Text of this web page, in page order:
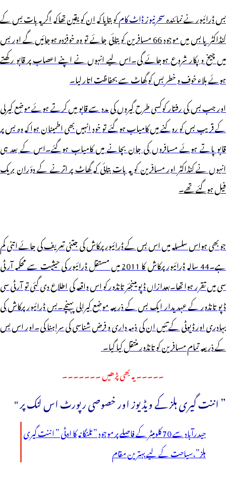
بس ڈرائیور نے نمائندہسحرنیوز ڈاٹ کامکو بتایا کہ ان کو یقین تھاکہ اگر یہ بات بس کے
کنڈاکٹر یا بس میں موجود 66 مسافرین کو بتائی جائے تو وہ خوفزدہ ہوجائیں گے اور بس
میں چیخ و پکار شروع ہوجائے گی۔اس لیے انہوں نے اپنے اعصاب پر قابو رکھتے
ہوئے بلاء خوف و خطر بس کو گھاٹ سے بحفاظت اتار لیا۔
اور جب بس کی رفتار کوکسی طرح گیروں کی مدد سے قابو میں کرتے ہوئے موضع کیرلی
کے قریب بس کو روکنے میں کامیاب ہوگئے تو خود انہیں بھی اطمینان ہوا کہ وہ بس پر
قابو پاتے ہوئے مسافروں کی جان بچانے میں کامیاب ہوگئے۔اس کے بعد ہی
انہوں نے کنڈاکٹر اور مسافرین کو یہ بات بتائی کہ گھاٹ پر اترنے کے دؤران بریک
فیل ہوگئے تھے۔
جو بھی ہواس سلسلہ میں اس بس کے ڈرائیور پرکاش کی جتنی تعریف کی جائے اتنی کم
ہے۔44 سالہ ڈرائیور پرکاش کا 2011 میں مستقل ڈرائیور کی حیثیت سے محکمہ آر ٹی
سی میں تقرر ہوا تھا۔بعدازاں ڈپو مینجئر تانڈور کو اس واقعہ کی اطلاع دی گئی تو آر ٹی سی
ڈپو تانڈور کے عہدیدار ایک بس کے ذریعہ موضع کیرالی پہنچے۔بس ڈرائیور پرکاش کی
بہادری اور ڈیوٹی کے تئیں ان کی ذمہ داری و فرض شناسی کی سراہنا کی۔اور اس بس
کے ذریعہ تمام مسافرین کو تانڈور منتقل کیا گیا۔
۔۔۔۔۔ یہ بھی پڑھیں ۔۔۔۔۔۔۔
” اننت گیری ہلز کے ویڈیوز اور خصوصی رپورٹ اس لنک پر "
حیدرآباد سے 70 کلومیٹر کے فاصلے پر موجود ” تلنگانہ کا اوٹی ” اننت گیری
ہلز”،سیاحت کے لیے بہترین مقام